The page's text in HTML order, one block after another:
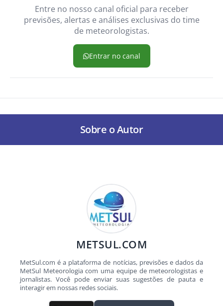
Entre no nosso canal oficial para receber
previsões, alertas e análises exclusivas do time
de meteorologistas.
Entrar no canal
Sobre o Autor
METSUL.COM
MetSul.com é a plataforma de notícias, previsões e dados da
MetSul Meteorologia com uma equipe de meteorologistas e
jornalistas. Você pode enviar suas sugestões de pauta e
interagir em nossas redes sociais.